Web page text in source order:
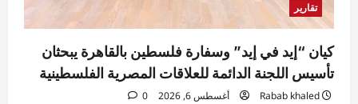
تقارير
كيان “إيد في إيد” وسفارة فلسطين بالقاهرة يبحثان
تأسيس اللجنة الدائمة للعلاقات المصرية الفلسطينية
Rabab khaled أغسطس 6, 2026 0